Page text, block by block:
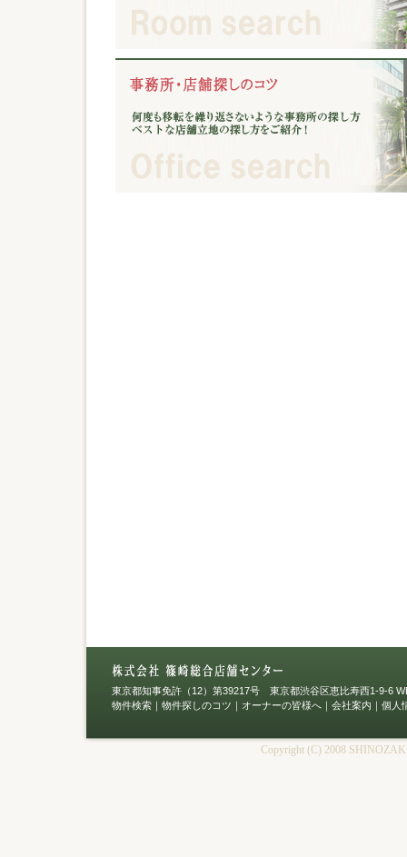
東京都知事免許（12）第39217号 東京都渋谷区恵比寿西1-9-6
物件検索 ｜ 物件探しのコツ ｜ オーナーの皆様へ ｜ 会社案内 ｜ 個人
Copyright (C) 2008 SHINOZAKI